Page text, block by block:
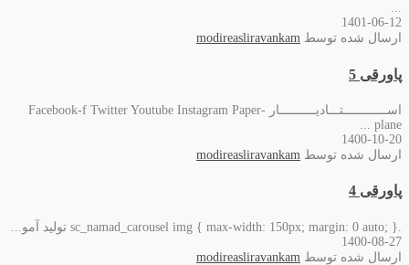
...
1401-06-12
ارسال شده توسط modireasliravankam
پاورقی 5
اســــــــــــتـــادیــــــــــار Facebook-f Twitter Youtube Instagram Paper-
plane ...
1400-10-20
ارسال شده توسط modireasliravankam
پاورقی 4
1400-08-27
ارسال شده توسط modireasliravankam